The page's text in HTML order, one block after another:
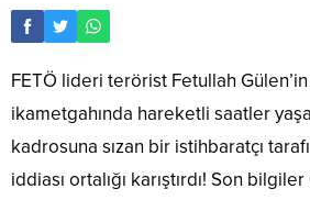
FETÖ lideri terörist Fetullah
ikametgahında hareketli saatler
kadrosuna sızan bir istihbaratçı
iddiası ortalığı karıştırdı! Son